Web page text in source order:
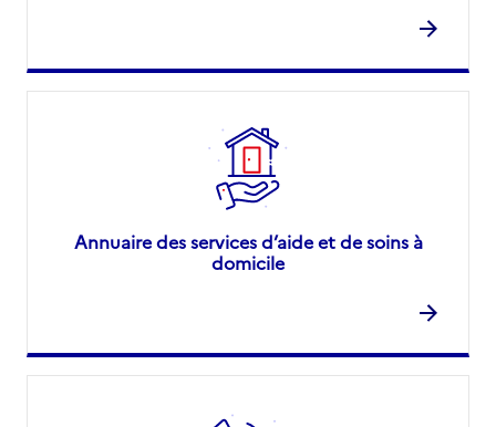
Annuaire des services d’aide et de soins à
domicile